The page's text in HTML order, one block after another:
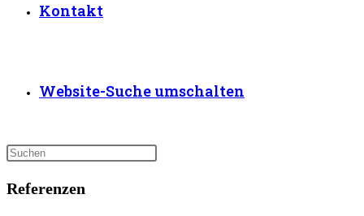
Kontakt
Website-Suche umschalten
Referenzen